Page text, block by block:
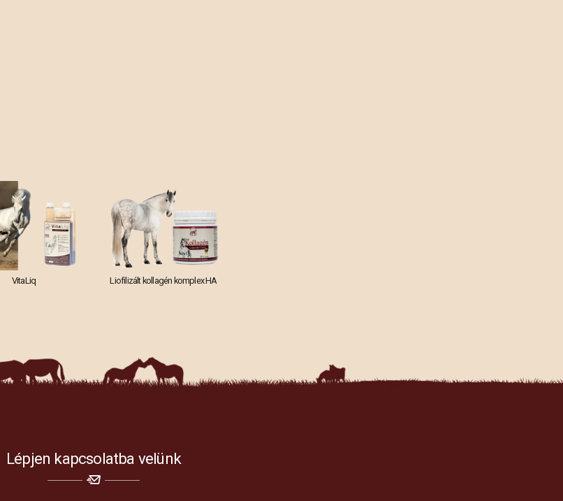
VitaLiq Liofilizált kollagén komplex HA
Lépjen kapcsolatba velünk